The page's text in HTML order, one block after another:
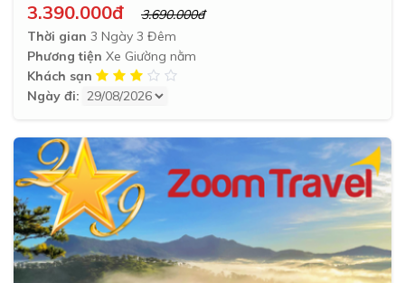
3.390.000đ
3.690.000đ
Thời gian 3 Ngày 3 Đêm
Phương tiện Xe Giường nằm
Khách sạn
Ngày đi: